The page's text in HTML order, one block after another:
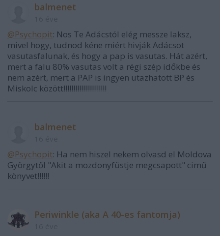
balmenet
@Psychopit: Nos Te Adácstól elég messze laksz,
mivel hogy, tudnod kéne miért hivják Adácsot
vasutasfalunak, és hogy a pap is vasutas. Hát azért,
mert a falu 80% vasutas volt a régi szép időkbe és
nem azért, mert a PAP is ingyen utazhatott BP és
Miskolc között!!!!!!!!!!!!!!!!!!!!!!
balmenet
@Psychopit: Ha nem hiszel nekem olvasd el Moldova
Györgytől "Akit a mozdonyfüstje megcsapott" cimű
könyvet!!!!!!
Periwinkle (aka A 40-es fantomja)